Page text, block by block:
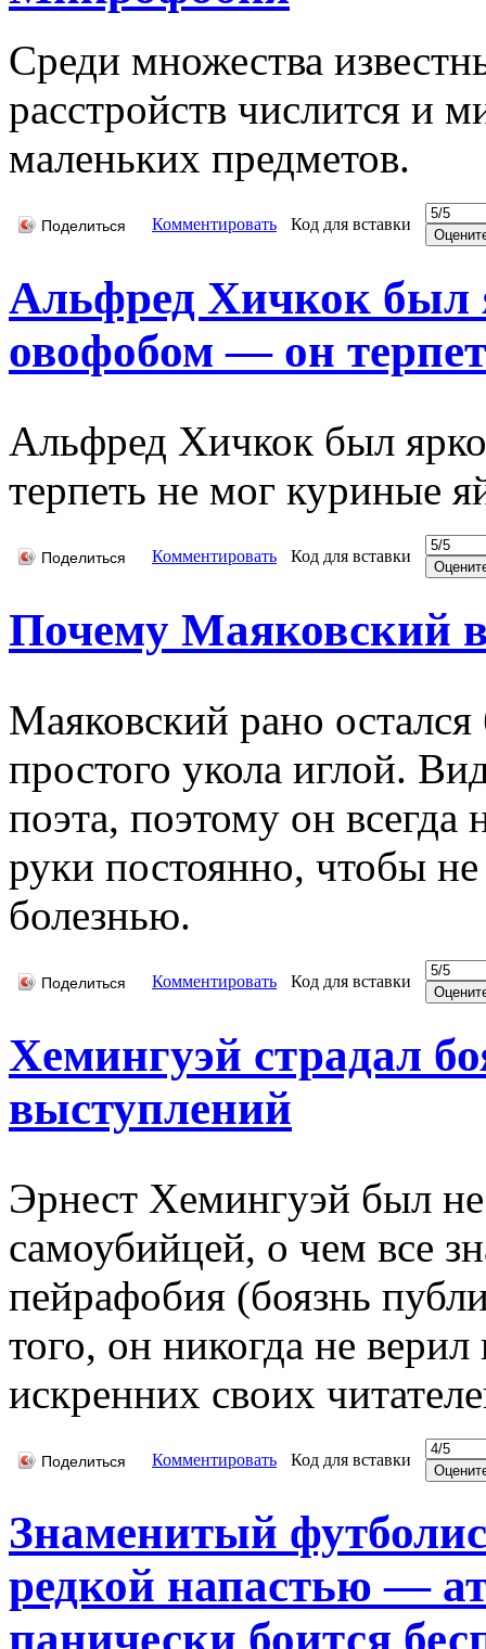
Среди множества
расстройств числится и
маленьких предметов.
Поделиться Комментировать Код для вставки
Альфред Хичкок
овофобом — он
Альфред Хичкок был
терпеть не мог куриные
Поделиться Комментировать Код для вставки
Почему Маяковский
Маяковский рано
простого укола иглой.
поэта, поэтому он
руки постоянно, чтобы не
болезнью.
Поделиться Комментировать Код для вставки
Хемингуэй страдал
выступлений
Эрнест Хемингуэй был
самоубийцей, о чем все
пейрафобия (боязнь
того, он никогда не
искренних своих
Поделиться Комментировать Код для вставки
Знаменитый
редкой напастью —